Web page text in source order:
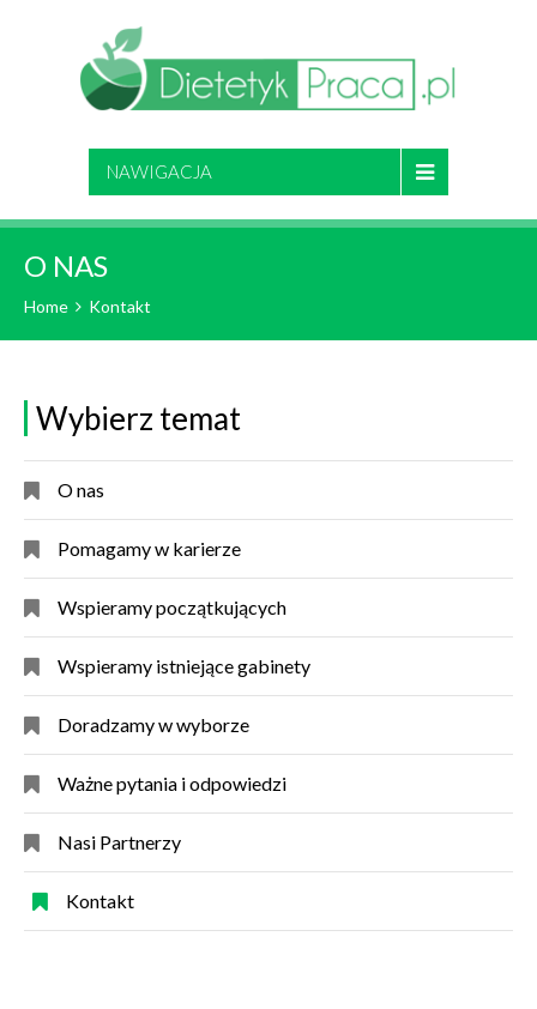
NAWIGACJA
O NAS
Home Kontakt
Wybierz temat
O nas
Pomagamy w karierze
Wspieramy początkujących
Wspieramy istniejące gabinety
Doradzamy w wyborze
Ważne pytania i odpowiedzi
Nasi Partnerzy
Kontakt